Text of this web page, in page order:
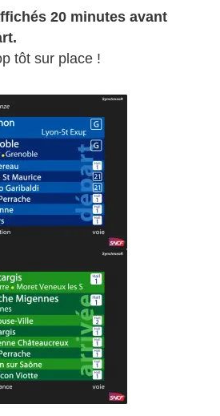
20 minutes avant
tôt sur place !